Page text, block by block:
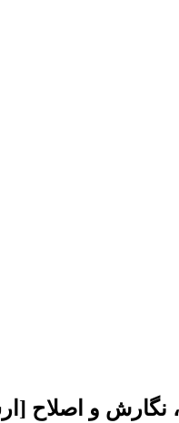
نگارش و اصلاح